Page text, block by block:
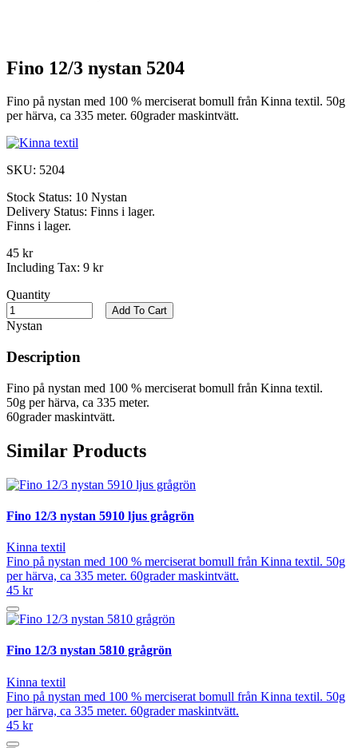
Fino 12/3 nystan 5204
Fino på nystan med 100 % merciserat bomull från Kinna textil. 50g
per härva, ca 335 meter. 60grader maskintvätt.
SKU: 5204
Stock Status: 10 Nystan
Delivery Status: Finns i lager.
Finns i lager.
45 kr
Including Tax: 9 kr
Quantity
Nystan
Add To Cart
Description
Fino på nystan med 100 % merciserat bomull från Kinna textil.
50g per härva, ca 335 meter.
60grader maskintvätt.
Similar Products
Fino 12/3 nystan 5910 ljus grågrön
Kinna textil
Fino på nystan med 100 % merciserat bomull från Kinna textil. 50g
per härva, ca 335 meter. 60grader maskintvätt.
45 kr
Fino 12/3 nystan 5810 grågrön
Kinna textil
Fino på nystan med 100 % merciserat bomull från Kinna textil. 50g
per härva, ca 335 meter. 60grader maskintvätt.
45 kr